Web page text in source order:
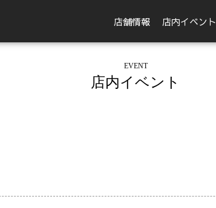
店舗情報 店内イベント
EVENT
店内イベント